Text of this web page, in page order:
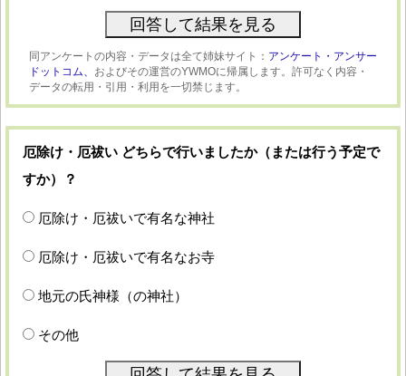
同アンケートの内容・データは全て姉妹サイト： アンケート・アンサー
ドットコム、 およびその運営のYWMOに帰属します。許可なく内容・
データの転用・引用・利用を一切禁じます。
厄除け・厄祓い どちらで行いましたか（または行う予定で
すか）？
厄除け・厄祓いで有名な神社
厄除け・厄祓いで有名なお寺
地元の氏神様（の神社）
その他